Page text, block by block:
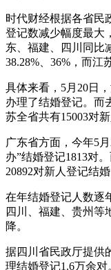
时代财经根据各省民
登记数减少幅度最大
东、福建、四川同比
38.28%、36%，而江
具体来看，5月20日
办理了结婚登记。而
苏全省共有15003对
广东省方面，今年5
办”结婚登记1813对
20892对新人登记结婚
在年结婚登记人数逐
四川、福建、贵州等
降。
据四川省民政厅提供
理结婚登记1.6万余